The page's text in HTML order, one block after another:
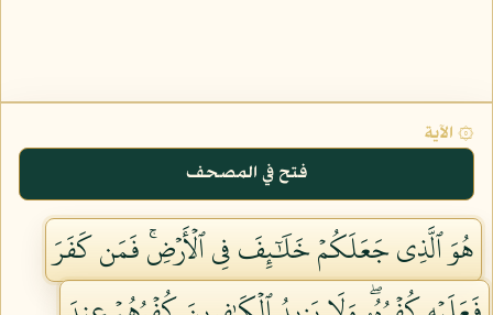
۞ الآية
فتح في المصحف
هُوَ ٱلَّذِي جَعَلَكُمۡ خَلَٰٓئِفَ فِي ٱلۡأَرۡضِۚ فَمَن كَفَرَ